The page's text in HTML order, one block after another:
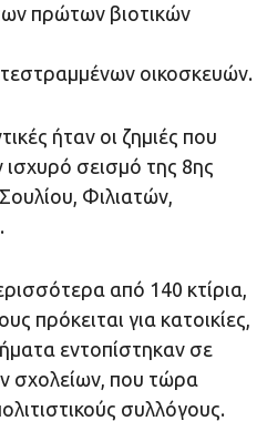
πρώτων βιοτικών
οικοσκευών.
ήταν οι ζημιές που
σεισμό της 8ης
Φιλιατών,
από 140 κτίρια,
πρόκειται για κατοικίες,
εντοπίστηκαν σε
σχολείων, που τώρα
συλλόγους.